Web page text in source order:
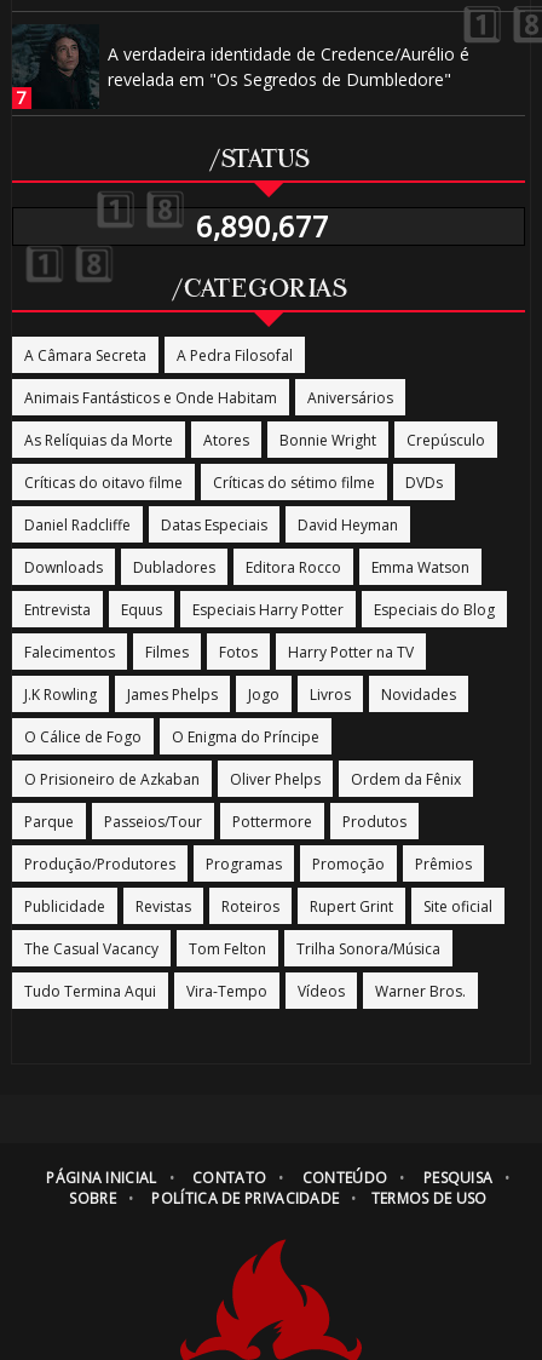
A verdadeira identidade de Credence/Aurélio é
revelada em "Os Segredos de Dumbledore"
/STATUS
6,890,677
/CATEGORIAS
A Câmara Secreta A Pedra Filosofal
Animais Fantásticos e Onde Habitam Aniversários
As Relíquias da Morte Atores Bonnie Wright Crepúsculo
Críticas do oitavo filme Críticas do sétimo filme DVDs
Daniel Radcliffe Datas Especiais David Heyman
Downloads Dubladores Editora Rocco Emma Watson
Entrevista Equus Especiais Harry Potter Especiais do Blog
Falecimentos Filmes Fotos Harry Potter na TV
J.K Rowling James Phelps Jogo Livros Novidades
O Cálice de Fogo O Enigma do Príncipe
O Prisioneiro de Azkaban Oliver Phelps Ordem da Fênix
Parque Passeios/Tour Pottermore Produtos
Produção/Produtores Programas Promoção Prêmios
Publicidade Revistas Roteiros Rupert Grint Site oficial
The Casual Vacancy Tom Felton Trilha Sonora/Música
Tudo Termina Aqui Vira-Tempo Vídeos Warner Bros.
PÁGINA INICIAL CONTATO CONTEÚDO
PESQUISA
SOBRE
POLÍTICA DE PRIVACIDADE TERMOS DE USO